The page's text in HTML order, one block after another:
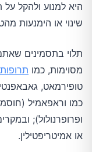
היא למנוע ולהקל
שינוי או הימנעות
תלוי בתסמינים
מסוימות, כמו
טופירמאט,
כמו וראפאמיל
ופרופרנולול);
או אמיטריפטילין.